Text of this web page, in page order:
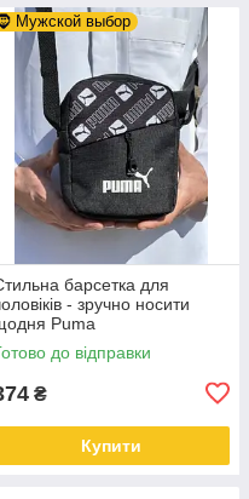
Мужской выбор
барсетка для
- зручно носити
Puma
до відправки
₴
Купити